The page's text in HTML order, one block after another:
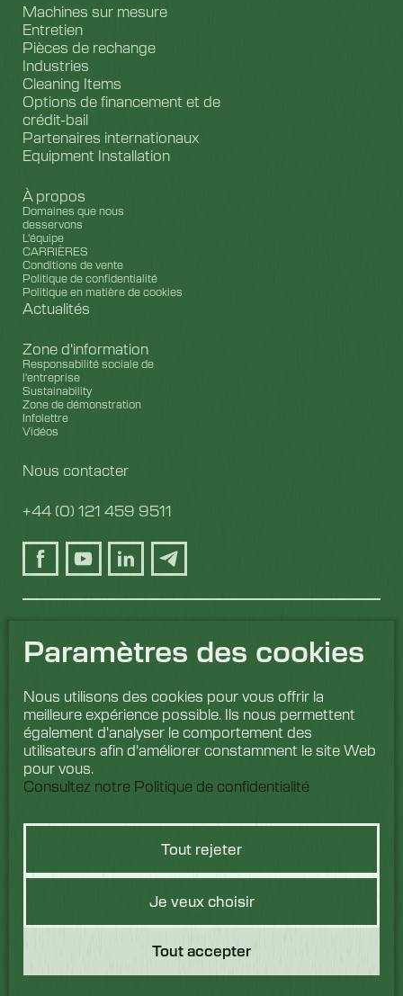
Paramètres des cookies
Nous utilisons des cookies pour vous offrir la
meilleure expérience possible. Ils nous permettent
également d'analyser le comportement des
utilisateurs afin d'améliorer constamment le site Web
pour vous.
Consultez notre Politique de confidentialité
Tout rejeter
Je veux choisir
Tout accepter
Machines sur mesure
Entretien
Pièces de rechange
Industries
Cleaning Items
Options de financement et de
crédit-bail
Partenaires internationaux
Equipment Installation
À propos
Domaines que nous
desservons
L'équipe
CARRIÈRES
Conditions de vente
Politique de confidentialité
Politique en matière de cookies
Actualités
Zone d'information
Responsabilité sociale de
l'entreprise
Sustainability
Zone de démonstration
Infolettre
Vidéos
Nous contacter
+44 (0) 121 459 9511
Vous avez une
question ?
Nous aimerions avoir de